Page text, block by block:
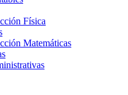
Física
Matemáticas